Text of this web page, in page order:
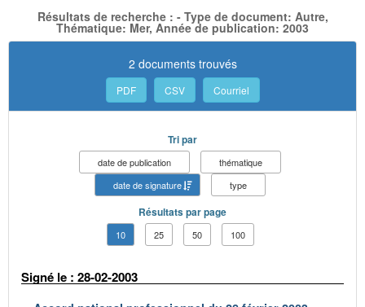
Résultats de recherche : - Type de document: Autre,
Thématique: Mer, Année de publication: 2003
2 documents trouvés
PDF CSV Courriel
Tri par
date de publication
thématique
date de signature
type
Résultats par page
10 25 50 100
Signé le : 28-02-2003